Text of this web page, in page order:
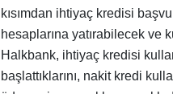
kısımdan ihtiyaç kredisi
hesaplarına yatırabilecek ve
Halkbank, ihtiyaç kredisi
başlattıklarını, nakit kredi